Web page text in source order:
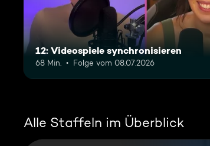
12: Videospiele synchronisieren
68 Min. Folge vom 08.07.2026
Alle Staffeln im Überblick